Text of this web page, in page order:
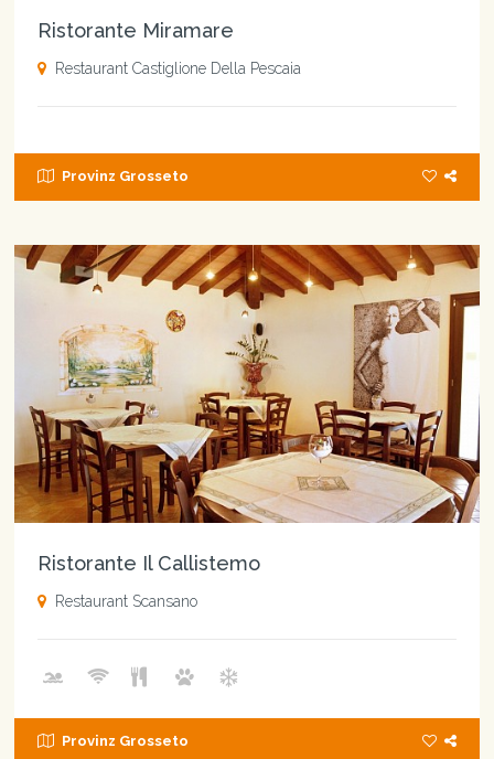
Ristorante Miramare
Restaurant Castiglione Della Pescaia
Provinz Grosseto
Ristorante Il Callistemo
Restaurant Scansano
Provinz Grosseto